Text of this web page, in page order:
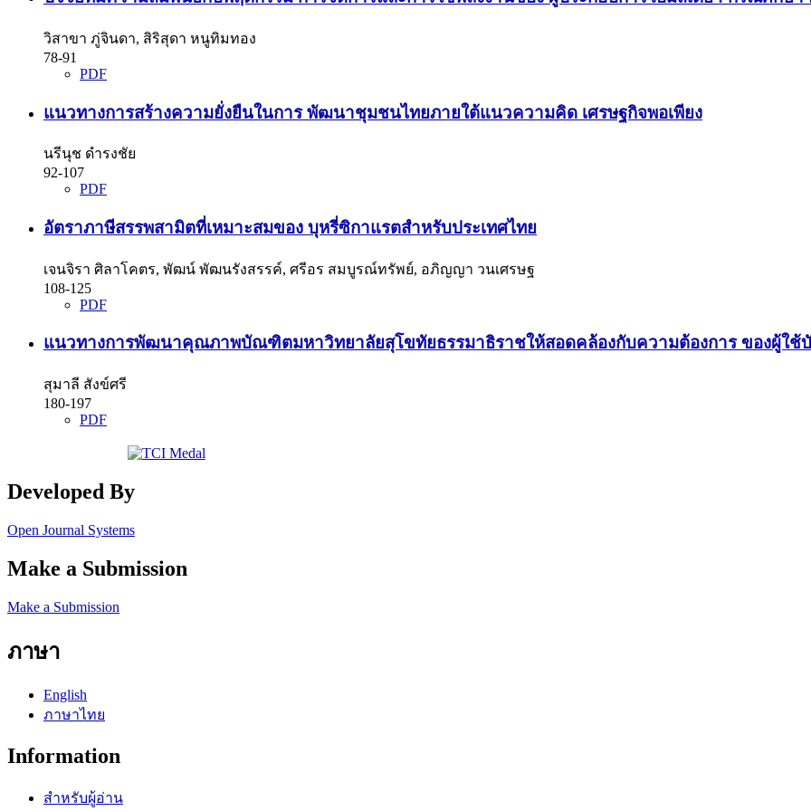
วิสาขา ภู่จินดา, สิริสุดา หนูทิมทอง
78-91
PDF
แนวทางการสร้างความยั่งยืนในการ พัฒนาชุมชนไทยภายใต้แนวความคิด เศรษฐกิจพอเพียง
นรีนุช ดำรงชัย
92-107
PDF
อัตราภาษีสรรพสามิตที่เหมาะสมของ บุหรี่ซิกาแรตสำหรับประเทศไทย
เจนจิรา ศิลาโคตร, พัฒน์ พัฒนรังสรรค์, ศรีอร สมบูรณ์ทรัพย์, อภิญญา วนเศรษฐ
108-125
PDF
แนวทางการพัฒนาคุณภาพบัณฑิตมหาวิทยาลัยสุโขทัยธรรมาธิราชให้สอดคล้องกับความต้องการ ของผู้ใ
สุมาลี สังข์ศรี
180-197
PDF
Developed By
Open Journal Systems
Make a Submission
Make a Submission
ภาษา
English
ภาษาไทย
Information
สำหรับผู้อ่าน